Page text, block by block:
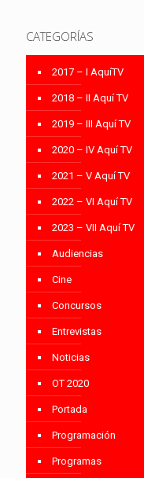
CATEGORÍAS
2017 – I AquíTV
2018 – II Aquí TV
2019 – III Aquí TV
2020 – IV Aquí TV
2021 – V Aquí TV
2022 – VI Aquí TV
2023 – VII Aquí TV
Audiencias
Cine
Concursos
Entrevistas
Noticias
OT 2020
Portada
Programación
Programas